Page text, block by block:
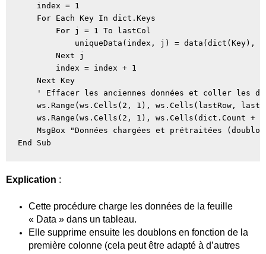
    index = 1
    For Each Key In dict.Keys
        For j = 1 To lastCol
uniqueData(index, j) = data(dict(Key),
        Next j
        index = index + 1
    Next Key
' Effacer les anciennes données et coller les
ws.Range(ws.Cells(2, 1), ws.Cells(lastRow,
ws.Range(ws.Cells(2, 1), ws.Cells(dict.Count +
MsgBox "Données chargées et prétraitées
Explication :
Cette procédure charge les données de la feuille
« Data » dans un tableau.
Elle supprime ensuite les doublons en fonction de la
première colonne (cela peut être adapté à d’autres